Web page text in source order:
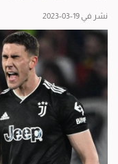
نشر في 19-03-2023